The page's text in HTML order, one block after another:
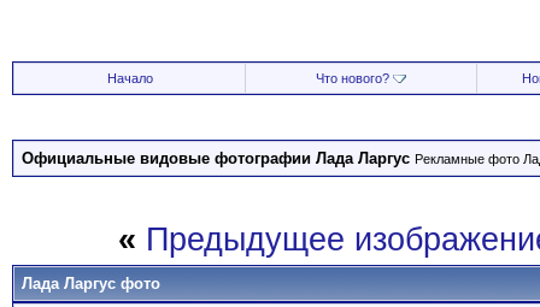
Начало Что нового?
Официальные видовые фотографии Лада Ларгус Рекламные фото
« Предыдущее
Лада Ларгус фото